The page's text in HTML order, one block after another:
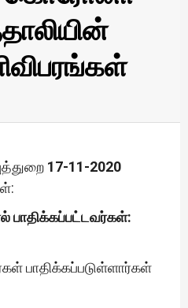
17-11-2020
பாதிக்கப்பட்டவர்கள்:
பாதிக்கப்படுள்ளார்கள்